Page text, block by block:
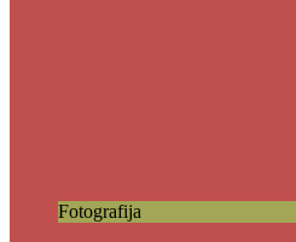
Fotografija